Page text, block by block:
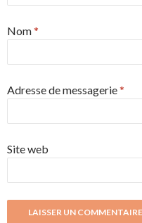
Nom*
Adresse de messagerie*
Site web